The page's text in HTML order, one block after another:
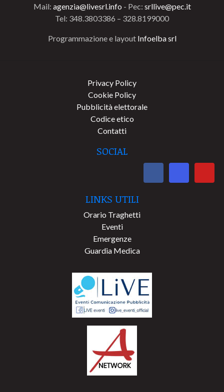
Mail: agenzia@livesrl.info - Pec: srllive@pec.it
Tel: 348.3803386 – 328.8199000
Programmazione e layout Infoelba srl
Privacy Policy
Cookie Policy
Pubblicità elettorale
Codice etico
Contatti
SOCIAL
LINKS UTILI
Orario Traghetti
Eventi
Emergenze
Guardia Medica